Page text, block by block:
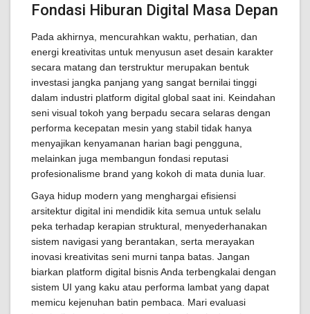
Fondasi Hiburan Digital Masa Depan
Pada akhirnya, mencurahkan waktu, perhatian, dan
energi kreativitas untuk menyusun aset desain karakter
secara matang dan terstruktur merupakan bentuk
investasi jangka panjang yang sangat bernilai tinggi
dalam industri platform digital global saat ini. Keindahan
seni visual tokoh yang berpadu secara selaras dengan
performa kecepatan mesin yang stabil tidak hanya
menyajikan kenyamanan harian bagi pengguna,
melainkan juga membangun fondasi reputasi
profesionalisme brand yang kokoh di mata dunia luar.
Gaya hidup modern yang menghargai efisiensi
arsitektur digital ini mendidik kita semua untuk selalu
peka terhadap kerapian struktural, menyederhanakan
sistem navigasi yang berantakan, serta merayakan
inovasi kreativitas seni murni tanpa batas. Jangan
biarkan platform digital bisnis Anda terbengkalai dengan
sistem UI yang kaku atau performa lambat yang dapat
memicu kejenuhan batin pembaca. Mari evaluasi